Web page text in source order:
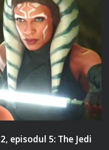
episodul 5: The Jedi